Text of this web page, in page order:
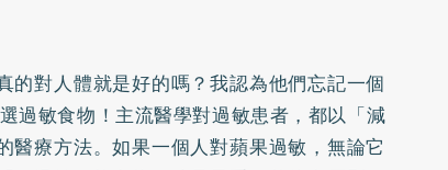
的對人體就是好的嗎？我認為他們忘記一個
過敏食物！主流醫學對過敏患者，都以「減
醫療方法。如果一個人對蘋果過敏，無論它